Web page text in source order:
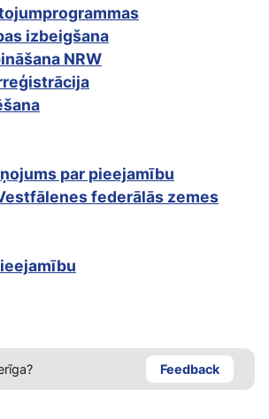
izbeigšana
NRW
par pieejamību
federālās zemes
Feedback